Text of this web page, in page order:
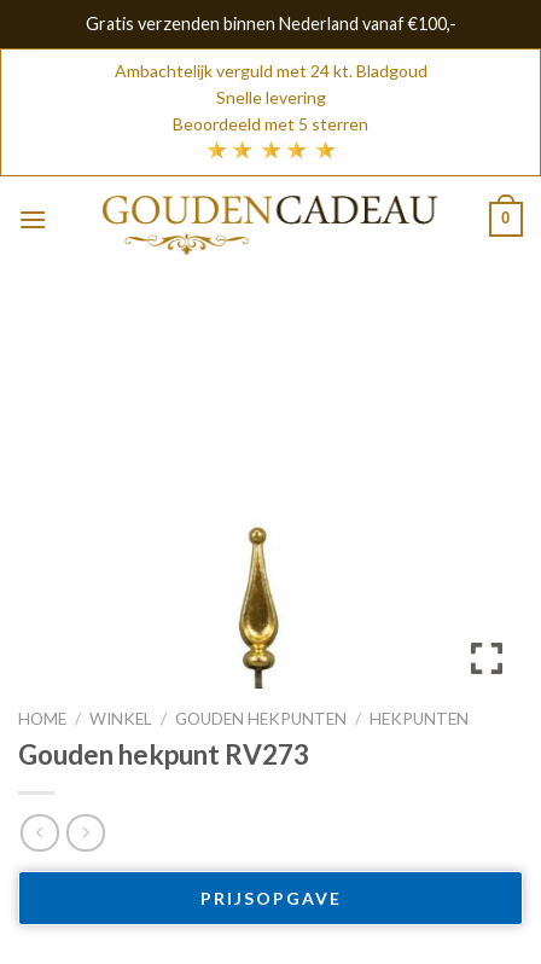
Gratis verzenden binnen Nederland vanaf €100,-
Ambachtelijk verguld met 24 kt. Bladgoud
Snelle levering
Beoordeeld met 5 sterren
0
HOME / WINKEL / GOUDEN HEKPUNTEN / HEKPUNTEN
Gouden hekpunt RV273
PRIJSOPGAVE